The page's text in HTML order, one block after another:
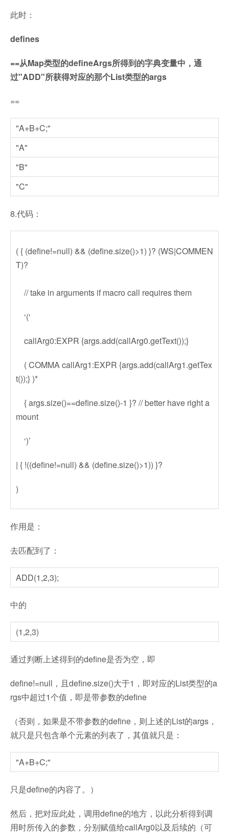
此时：
defines
==从Map类型的defineArgs所得到的字典变量中，通
过"ADD"所获得对应的那个List类型的args
==
"A+B+C;"
"A"
"B"
"C"
8.代码：
( { (define!=null) && (define.size()>1) }? (WS|COMMEN
T)?
// take in arguments if macro call requires them
‘(‘
callArg0:EXPR {args.add(callArg0.getText());}
( COMMA callArg1:EXPR {args.add(callArg1.getTex
t());} )*
{ args.size()==define.size()-1 }? // better have right a
mount
‘)’
| { !((define!=null) && (define.size()>1)) }?
)
作用是：
去匹配到了：
ADD(1,2,3);
中的
(1,2,3)
通过判断上述得到的define是否为空，即
define!=null，且define.size()大于1，即对应的List类型的a
rgs中超过1个值，即是带参数的define
（否则，如果是不带参数的define，则上述的List的args，
就只是只包含单个元素的列表了，其值就只是：
"A+B+C;"
只是define的内容了。）
然后，把对应此处，调用define的地方，以此分析得到调
用时所传入的参数，分别赋值给callArg0以及后续的（可